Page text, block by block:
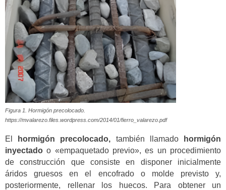
Figura 1. Hormigón precolocado.
https://mvalarezo.files.wordpress.com/2014/01/fierro_valarezo.pdf
El hormigón precolocado, también llamado
hormigón
inyectado o «empaquetado previo», es un procedimiento
de construcción que consiste en disponer inicialmente
áridos gruesos en el encofrado o molde previsto y,
posteriormente, rellenar los huecos. Para obtener un